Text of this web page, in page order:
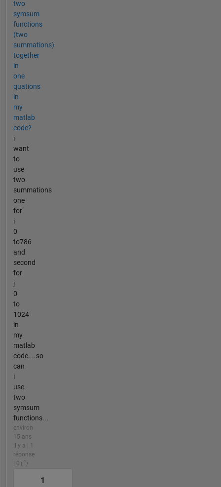
two
symsum
functions
(two
summations)
together
in
one
quations
in
my
matlab
code?
i
want
to
use
two
summations
one
for
i
0
to786
and
second
for
j
0
to
1024
in
my
matlab
code....so
can
i
use
two
symsum
functions...
environ
15 ans
il y a | 1
réponse
| 0
1